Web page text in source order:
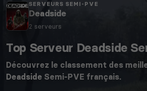
SERVEURS SEMI-PVE
Deadside
2 serveurs
Top Serveur Deadside
Découvrez le classement des
Deadside Semi-PVE français.